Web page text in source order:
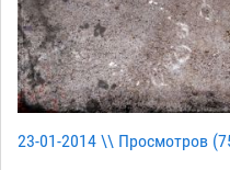
23-01-2014 \\ Просмотров (